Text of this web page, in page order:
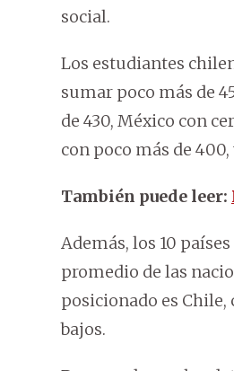
social.
Los estudiantes
sumar poco más de
de 430, México con
con poco más de
También puede leer:
Además, los 10
promedio de las
posicionado es
bajos.